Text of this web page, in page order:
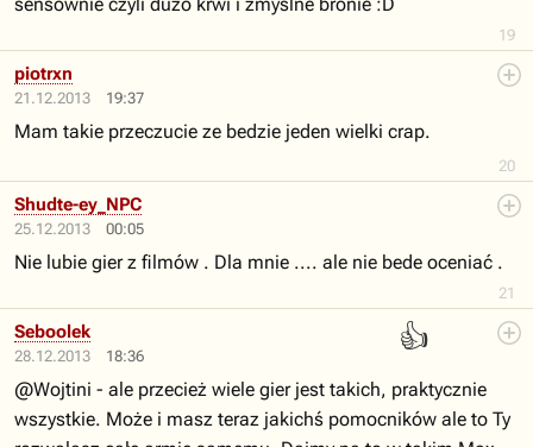
19
21.12.2013 19:37
20
piotrxn
Mam takie przeczucie ze bedzie jeden wielki crap.
25.12.2013 00:05
21
Shudte-ey_NPC
Nie lubie gier z filmów . Dla mnie .... ale nie bede oceniać .
28.12.2013 18:36
👍
Seboolek
@Wojtini - ale przecież wiele gier jest takich, praktycznie
wszystkie. Może i masz teraz jakichś pomocników ale to Ty